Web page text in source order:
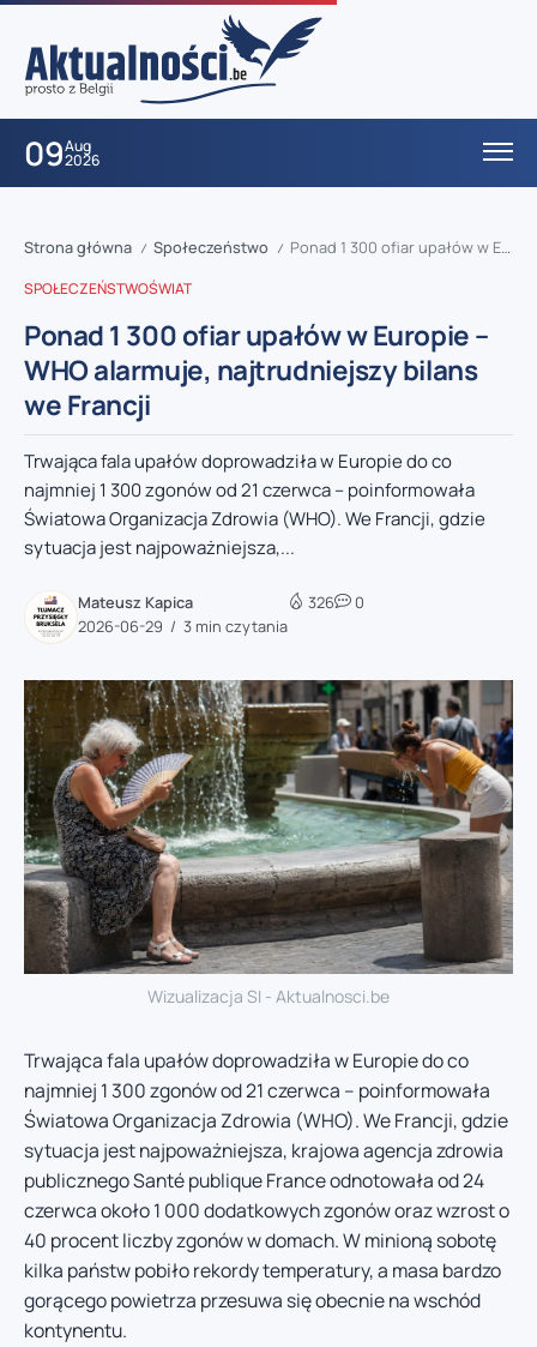
09Aug
2026
Strona główna / Społeczeństwo / Ponad 1 300 ofiar upałów w Europie – WHO alarmuje, najtrudniejszy bilans we Francji
SPOŁECZEŃSTWOŚWIAT
Ponad 1 300 ofiar upałów w Europie –
WHO alarmuje, najtrudniejszy bilans
we Francji
Trwająca fala upałów doprowadziła w Europie do co
najmniej 1 300 zgonów od 21 czerwca – poinformowała
Światowa Organizacja Zdrowia (WHO). We Francji, gdzie
sytuacja jest najpoważniejsza,...
Mateusz Kapica
2026-06-29
3 min czytania
326 0
Wizualizacja SI - Aktualnosci.be
Trwająca fala upałów doprowadziła w Europie do co
najmniej 1 300 zgonów od 21 czerwca – poinformowała
Światowa Organizacja Zdrowia (WHO). We Francji, gdzie
sytuacja jest najpoważniejsza, krajowa agencja zdrowia
publicznego Santé publique France odnotowała od 24
czerwca około 1 000 dodatkowych zgonów oraz wzrost o
40 procent liczby zgonów w domach. W minioną sobotę
kilka państw pobiło rekordy temperatury, a masa bardzo
gorącego powietrza przesuwa się obecnie na wschód
kontynentu.